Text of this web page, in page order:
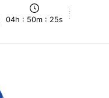
04h : 50m : 26s